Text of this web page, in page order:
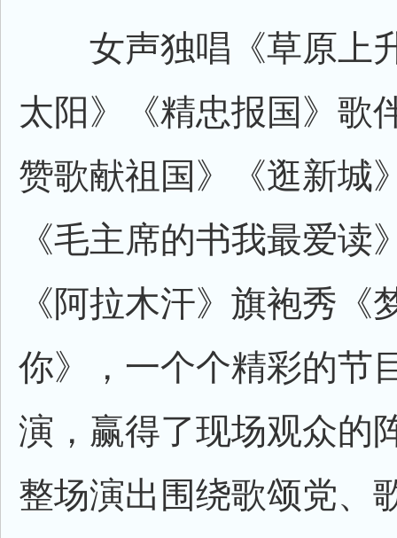
女声独唱《草原上
太阳》《精忠报国》歌
赞歌献祖国》《逛新城
《毛主席的书我最爱读
《阿拉木汗》旗袍秀《
你》，一个个精彩的节
演，赢得了现场观众的
整场演出围绕歌颂党、